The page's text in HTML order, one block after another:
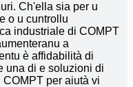
Ch'ella sia per u
o u cuntrollu
industriale di COMPT
a
è affidabilità di
una di e soluzioni di
per aiutà vi